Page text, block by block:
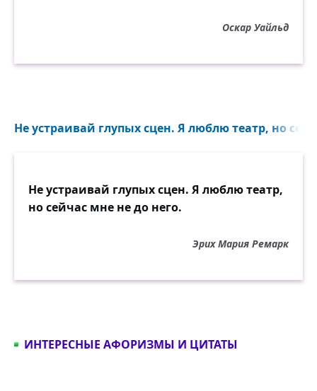
Оскар Уайльд
Не устраивай глупых сцен. Я люблю театр, но
Не устраивай глупых сцен. Я люблю театр,
но сейчас мне не до него.
Эрих Мария Ремарк
ИНТЕРЕСНЫЕ АФОРИЗМЫ И ЦИТАТЫ